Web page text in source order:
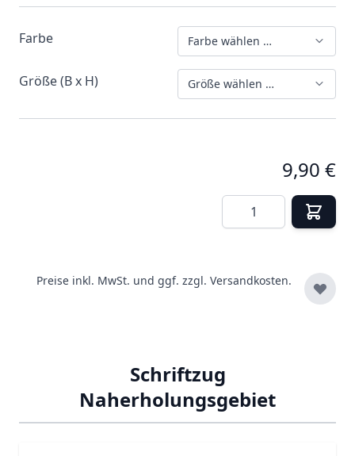
Farbe Farbe wählen …
Größe (B x H) Größe wählen …
9,90 €
Menge
Preise inkl. MwSt. und ggf. zzgl. Versandkosten.
Schriftzug
Naherholungsgebiet